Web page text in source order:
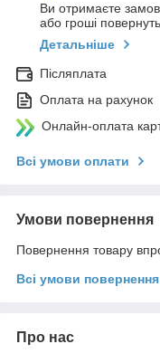
Ви отримаєте
або гроші
Детальніше
Післяплата
Оплата на рахунок
Онлайн-оплата
Всі умови оплати
Умови повернення
Повернення товару
Всі умови повернення
Про нас